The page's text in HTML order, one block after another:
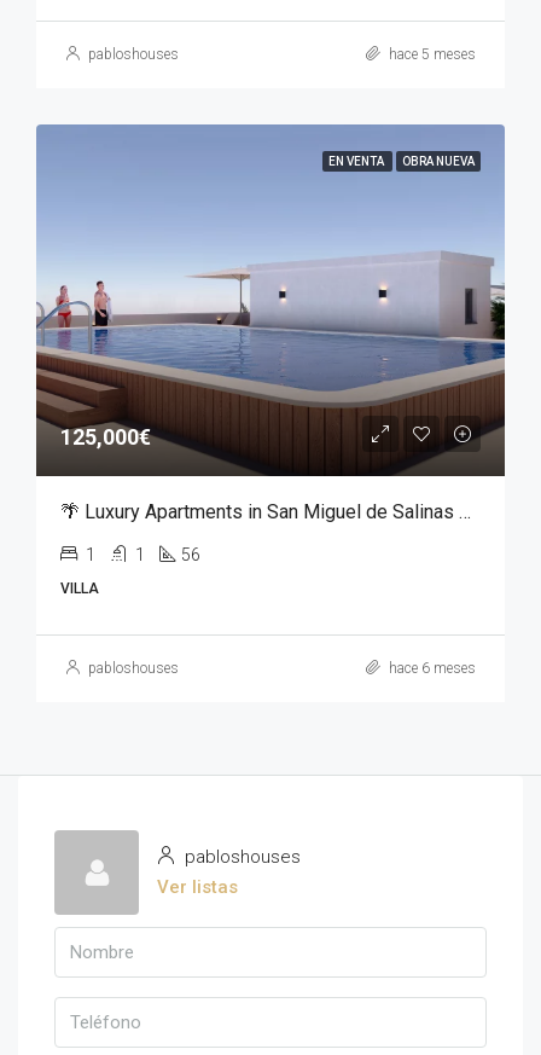
pabloshouses hace 5 meses
EN VENTA OBRA NUEVA
125,000€
🌴 Luxury Apartments in San Miguel de Salinas – From €125,000
1 1 56
VILLA
pabloshouses hace 6 meses
pabloshouses
Ver listas